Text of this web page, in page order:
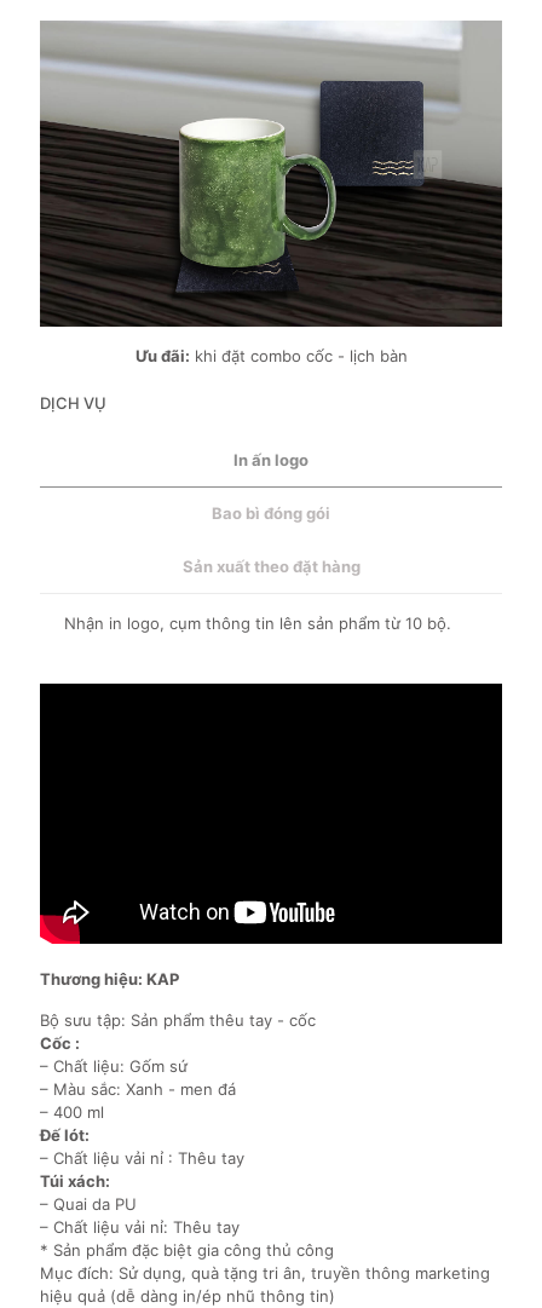
Ưu đãi: khi đặt combo cốc - lịch bàn
DỊCH VỤ
In ấn logo
Bao bì đóng gói
Sản xuất theo đặt hàng
Nhận in logo, cụm thông tin lên sản phẩm từ 10 bộ.
Thương hiệu: KAP
Bộ sưu tập: Sản phẩm thêu tay - cốc
Cốc :
– Chất liệu: Gốm sứ
– Màu sắc: Xanh - men đá
– 400 ml
Đế lót:
– Chất liệu vải nỉ : Thêu tay
Túi xách:
– Quai da PU
– Chất liệu vải nỉ: Thêu tay
* Sản phẩm đặc biệt gia công thủ công
Mục đích: Sử dụng, quà tặng tri ân, truyền thông marketing
hiệu quả (dễ dàng in/ép nhũ thông tin)